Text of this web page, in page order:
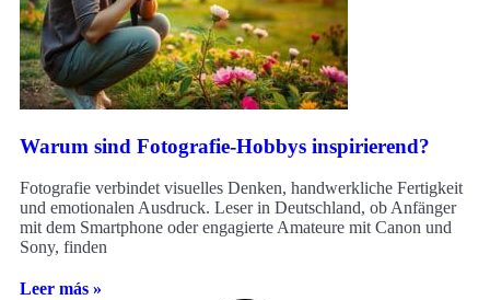
Warum sind Fotografie-Hobbys inspirierend?
Fotografie verbindet visuelles Denken, handwerkliche Fertigkeit
und emotionalen Ausdruck. Leser in Deutschland, ob Anfänger
mit dem Smartphone oder engagierte Amateure mit Canon und
Sony, finden
Leer más »